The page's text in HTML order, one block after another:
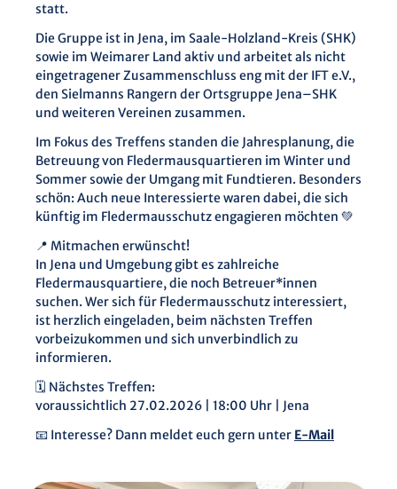
statt.
Die Gruppe ist in Jena, im Saale-Holzland-Kreis (SHK)
sowie im Weimarer Land aktiv und arbeitet als nicht
eingetragener Zusammenschluss eng mit der IFT e.V.,
den Sielmanns Rangern der Ortsgruppe Jena–SHK
und weiteren Vereinen zusammen.
Im Fokus des Treffens standen die Jahresplanung, die
Betreuung von Fledermausquartieren im Winter und
Sommer sowie der Umgang mit Fundtieren. Besonders
schön: Auch neue Interessierte waren dabei, die sich
künftig im Fledermausschutz engagieren möchten 💚
📍 Mitmachen erwünscht!
In Jena und Umgebung gibt es zahlreiche
Fledermausquartiere, die noch Betreuer*innen
suchen. Wer sich für Fledermausschutz interessiert,
ist herzlich eingeladen, beim nächsten Treffen
vorbeizukommen und sich unverbindlich zu
informieren.
🗓 Nächstes Treffen:
voraussichtlich 27.02.2026 | 18:00 Uhr | Jena
📧 Interesse? Dann meldet euch gern unter E-Mail